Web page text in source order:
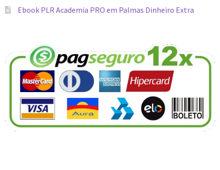
Ebook PLR Academia PRO em Palmas Dinheiro Extra